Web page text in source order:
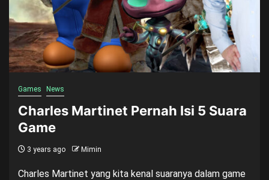
Games News
Charles Martinet Pernah Isi 5 Suara
Game
3 years ago Mimin
Charles Martinet yang kita kenal suaranya dalam game